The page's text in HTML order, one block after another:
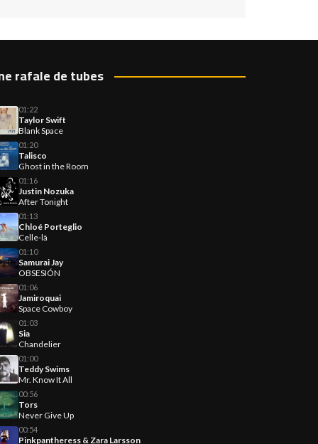
rafale de tubes
01:22
Taylor Swift
Blank Space
01:20
Talisco
Ghost in the Room
01:16
Justin Nozuka
After Tonight
01:13
Chloé Porteglio
Celle-là
01:10
Samurai Jay
OBSESIÓN
01:06
Jamiroquai
Space Cowboy
01:03
Sia
Chandelier
01:00
Teddy Swims
Mr. Know It All
00:56
Tors
Never Give Up
00:54
Pinkpantheress & Zara Larsson